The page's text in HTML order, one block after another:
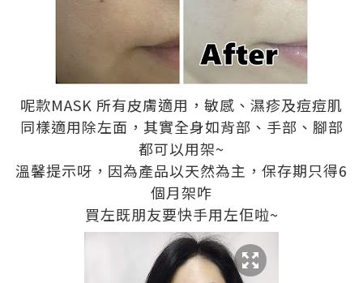
呢款MASK 所有皮膚適用 ，敏感、濕疹及痘痘肌
同樣適用除左面，其實全身如背部、手部、腳部
都可以用架~
溫馨提示呀，因為產品以天然為主，保存期只得6
個月架咋
買左既朋友要快手用左佢啦~